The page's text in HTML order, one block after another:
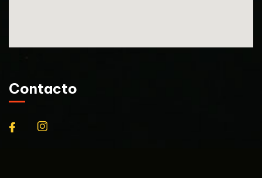
Contacto